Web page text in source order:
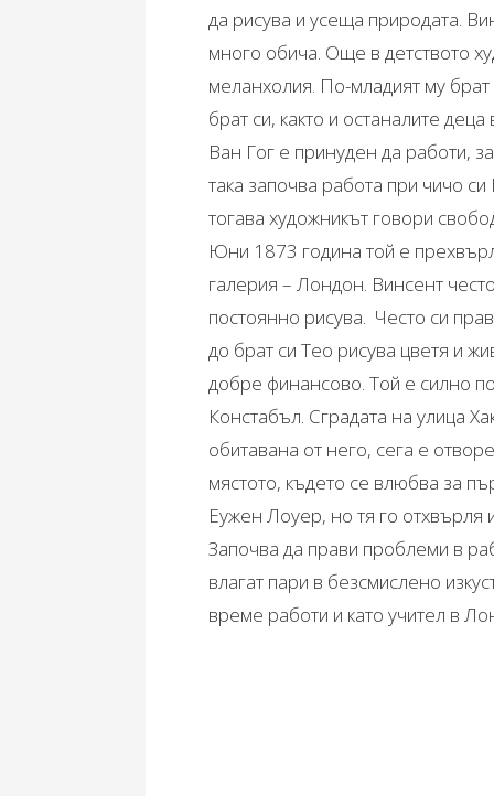
да рисува и усеща природата.
много обича. Още в детството
меланхолия. По-младият му
брат си, както и останалите
Ван Гог е принуден да работи,
така започва работа при чичо
тогава художникът говори
Юни 1873 година той е
галерия – Лондон. Винсент
постоянно рисува. Често си
до брат си Тео рисува цветя и
добре финансово. Той е силно
Констабъл. Сградата на улица
обитавана от него, сега е
мястото, където се влюбва за
Еужен Лоуер, но тя го отхвърля
Започва да прави проблеми в
влагат пари в безсмислено
време работи и като учител в